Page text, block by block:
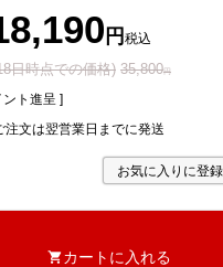
日時点での価格) 35,800
税込
ント進呈 ]
注文は翌営業日までに発送
お気に入りに登
カートに入れる